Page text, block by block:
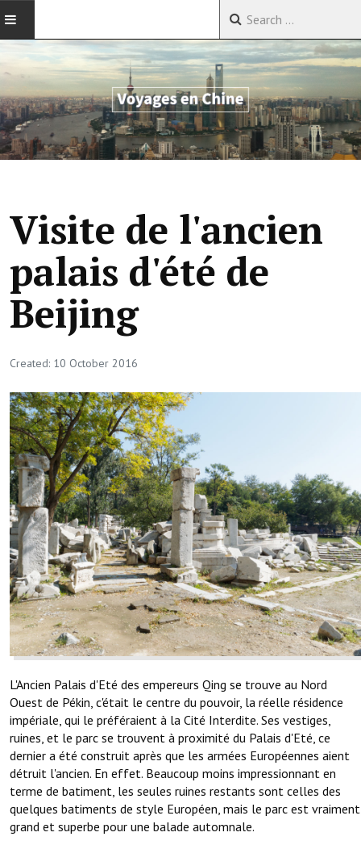
ACCUEIL
VOYAGES EN CHINE
VOYAGES EN ASIE
Visite de l'ancien
palais d'été de
Beijing
Created: 10 October 2016
L'Ancien Palais d'Eté des empereurs Qing se trouve au Nord
Ouest de Pékin, c'était le centre du pouvoir, la réelle résidence
impériale, qui le préféraient à la Cité Interdite. Ses vestiges,
ruines, et le parc se trouvent à proximité du Palais d'Eté, ce
dernier a été construit après que les armées Européennes aient
détruit l'ancien. En effet. Beaucoup moins impressionnant en
terme de batiment, les seules ruines restants sont celles des
quelques batiments de style Européen, mais le parc est vraiment
grand et superbe pour une balade automnale.